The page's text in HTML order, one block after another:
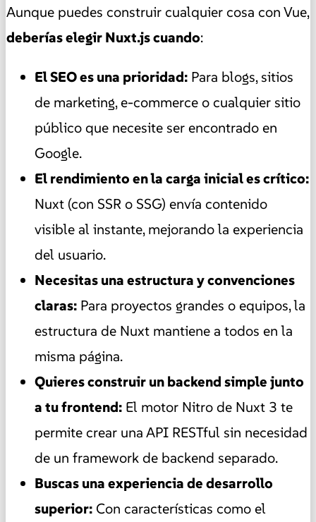
Aunque puedes construir cualquier cosa con Vue,
deberías elegir Nuxt.js cuando:
El SEO es una prioridad: Para blogs, sitios
de marketing, e-commerce o cualquier sitio
público que necesite ser encontrado en
Google.
El rendimiento en la carga inicial es crítico:
Nuxt (con SSR o SSG) envía contenido
visible al instante, mejorando la experiencia
del usuario.
Necesitas una estructura y convenciones
claras: Para proyectos grandes o equipos, la
estructura de Nuxt mantiene a todos en la
misma página.
Quieres construir un backend simple junto
a tu frontend: El motor Nitro de Nuxt 3 te
permite crear una API RESTful sin necesidad
de un framework de backend separado.
Buscas una experiencia de desarrollo
superior: Con características como el